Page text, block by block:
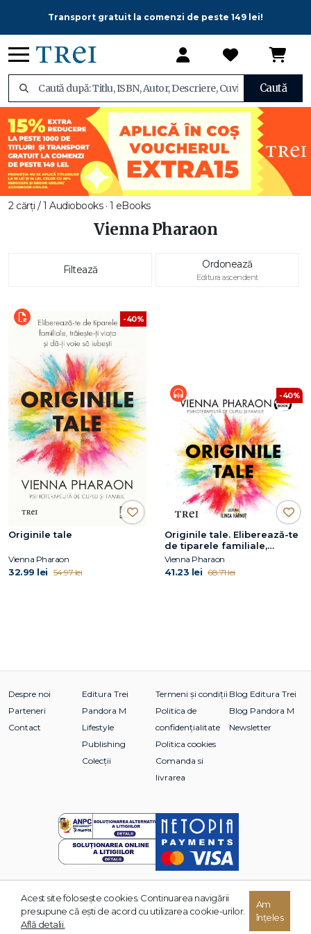
Transport gratuit la comenzi de peste 149 lei!
Caută
2 cărți / 1 Audiobooks · 1 eBooks
Vienna Pharaon
Filtează Ordonează
Editura ascendent
-40%
Originile tale
Vienna Pharaon
32.99 lei 54.97 lei
-40%
Originile tale. Eliberează-te
de tiparele familiale,
trăiește-ți viața și dă-ți voie
să iubești
Vienna Pharaon
41.23 lei 68.71 lei
Despre noi
Parteneri
Contact
Editura Trei
Pandora M
Lifestyle
Publishing
Colecții
Termeni și condiții
Politica de
confidențialitate
Politica cookies
Comanda si
livrarea
Blog Editura Trei
Blog Pandora M
Newsletter
© 2026 Grupul Editorial TREI. Toate drepturile rezervate.
Acest site foloseşte cookies. Continuarea navigării
presupune că eşti de acord cu utilizarea cookie-urilor.
Află detalii.
Am
înțeles